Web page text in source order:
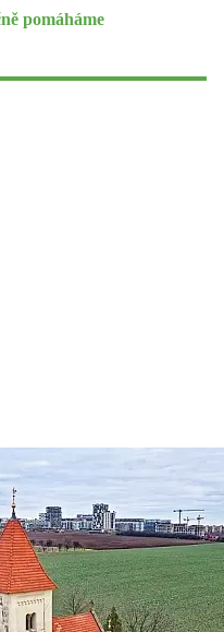
pomáháme
08. 2026
výstavba v jihozápadním
z pozice ÚMČ Praha